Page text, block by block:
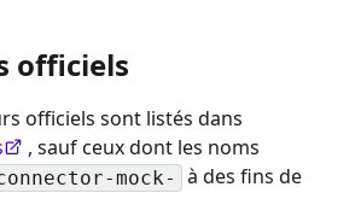
officiels
officiels sont listés dans
, sauf ceux dont les noms
mock-
à des fins de